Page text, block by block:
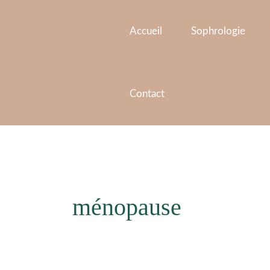
Accueil Sophrologie
Contact
ménopause